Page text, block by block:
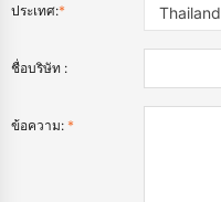
ประเทศ:* Thailand
ชื่อบริษัท :
ข้อความ: *